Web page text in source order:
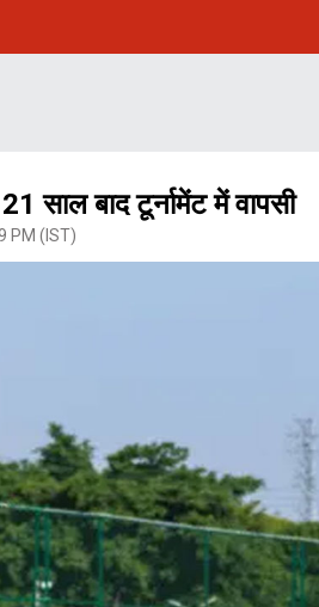
साल बाद टूर्नामेंट में वापसी
PM (IST)